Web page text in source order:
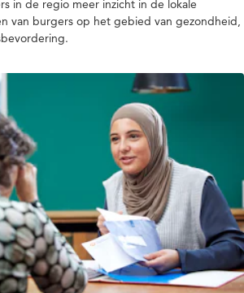
in de regio meer inzicht in de lokale
van burgers op het gebied van gezondheid,